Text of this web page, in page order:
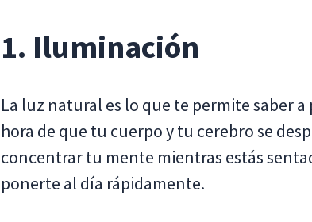
1. Iluminación
La luz natural es lo que te permite saber
hora de que tu cuerpo y tu cerebro se
concentrar tu mente mientras estás
ponerte al día rápidamente.